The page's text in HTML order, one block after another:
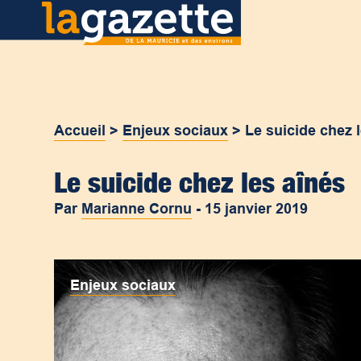
Accueil > Enjeux sociaux > Le suicide chez
Le suicide chez les aînés
Par Marianne Cornu - 15 janvier 2019
Enjeux sociaux